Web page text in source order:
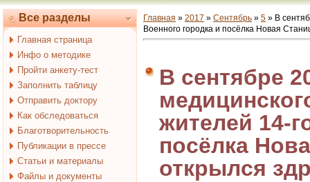
Все разделы
Главная страница
Инфо о методике
Пройти анкету-тест
Заполнить таблицу
Отправить доктору
Как обследоваться
Благотворительность
Публикации в прессе
Статьи и материалы
Файлы и документы
Главная » 2017 » Сентябрь » 5 » В
Военного городка и посёлка Новая
В сентябре
жителей 14-
посёлка
открылся